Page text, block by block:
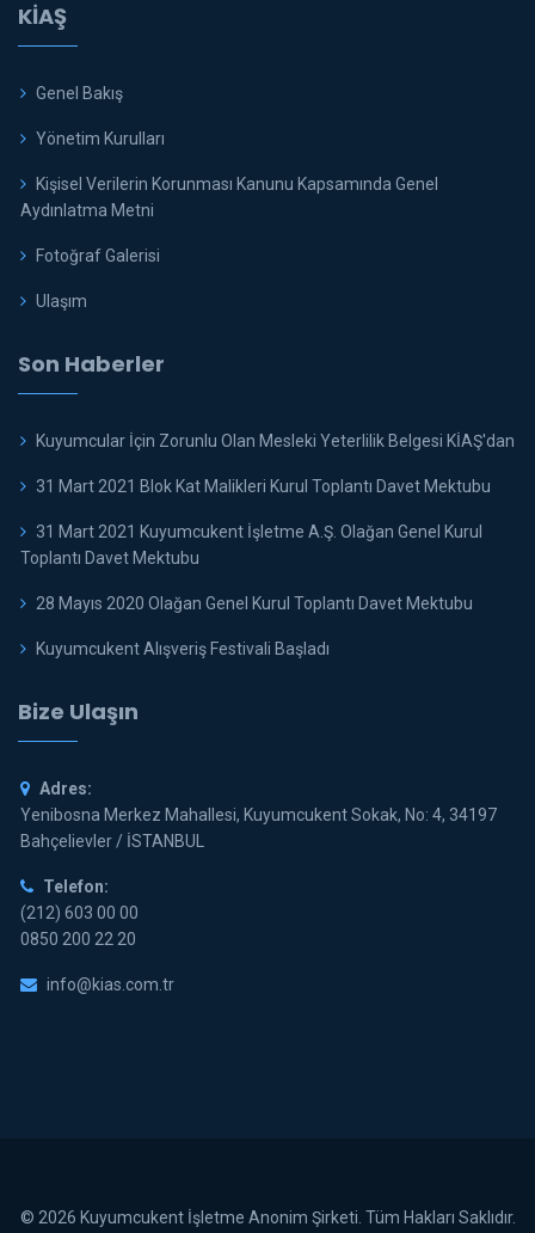
KİAŞ
Genel Bakış
Yönetim Kurulları
Kişisel Verilerin Korunması Kanunu Kapsamında Genel
Aydınlatma Metni
Fotoğraf Galerisi
Ulaşım
Son Haberler
Kuyumcular İçin Zorunlu Olan Mesleki Yeterlilik Belgesi KİAŞ'dan
31 Mart 2021 Blok Kat Malikleri Kurul Toplantı Davet Mektubu
31 Mart 2021 Kuyumcukent İşletme A.Ş. Olağan Genel Kurul
Toplantı Davet Mektubu
28 Mayıs 2020 Olağan Genel Kurul Toplantı Davet Mektubu
Kuyumcukent Alışveriş Festivali Başladı
Bize Ulaşın
Adres:
Yenibosna Merkez Mahallesi, Kuyumcukent Sokak, No: 4, 34197
Bahçelievler / İSTANBUL
Telefon:
(212) 603 00 00
0850 200 22 20
info@kias.com.tr
© 2026 Kuyumcukent İşletme Anonim Şirketi. Tüm Hakları Saklıdır.